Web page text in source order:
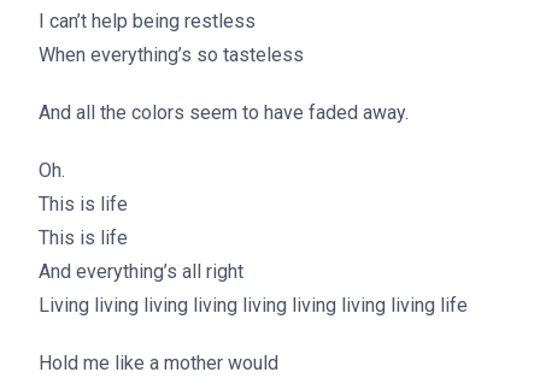
I can’t help being restless
When everything’s so tasteless
And all the colors seem to have faded away.
Oh.
This is life
This is life
And everything’s all right
Living living living living living living living living life
Hold me like a mother would